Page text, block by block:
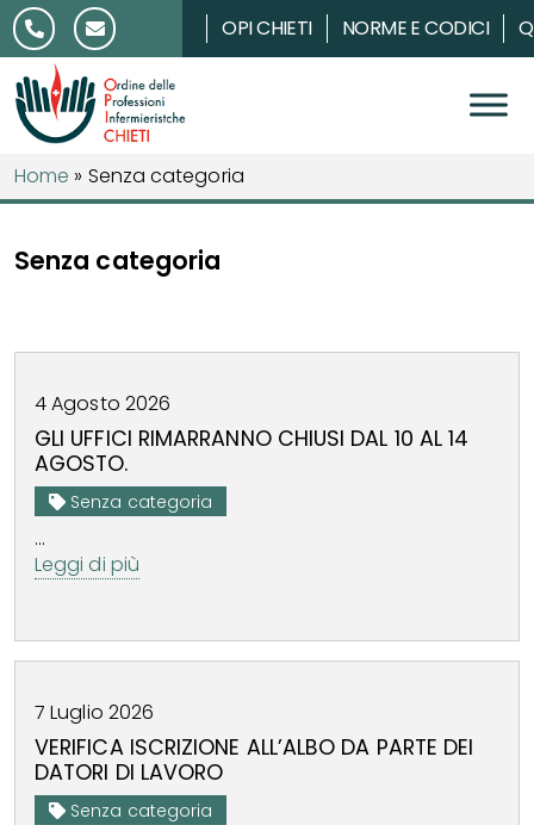
Salta al contenuto
OPI CHIETI NORME E CODICI
Home » Senza categoria
Senza categoria
4Agosto 2026
GLI UFFICI RIMARRANNO CHIUSI DAL 10 AL 14
AGOSTO.
Senza categoria
...
Leggi di più
7 Luglio 2026
VERIFICA ISCRIZIONE ALL’ALBO DA PARTE DEI
DATORI DI LAVORO
Senza categoria